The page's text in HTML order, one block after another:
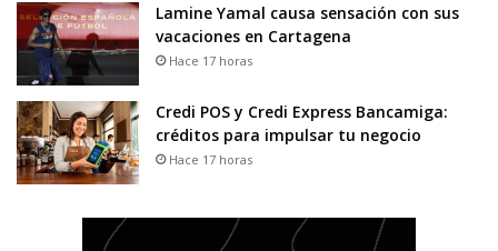
Lamine Yamal causa sensación con sus
vacaciones en Cartagena
Hace 17 horas
Credi POS y Credi Express Bancamiga:
créditos para impulsar tu negocio
Hace 17 horas